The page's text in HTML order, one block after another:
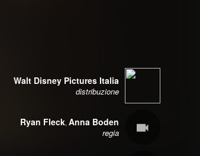
Walt Disney Pictures Italia
distribuzione
Ryan Fleck, Anna Boden
regia